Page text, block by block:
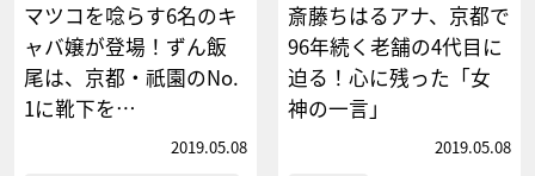
マツコを唸らす6名のキ
ャバ嬢が登場！ずん飯
尾は、京都・祇園のNo.
1に靴下を…
2019.05.08
斎藤ちはるアナ、京都で
96年続く老舗の4代目に
迫る！心に残った「女
神の一言」
2019.05.08